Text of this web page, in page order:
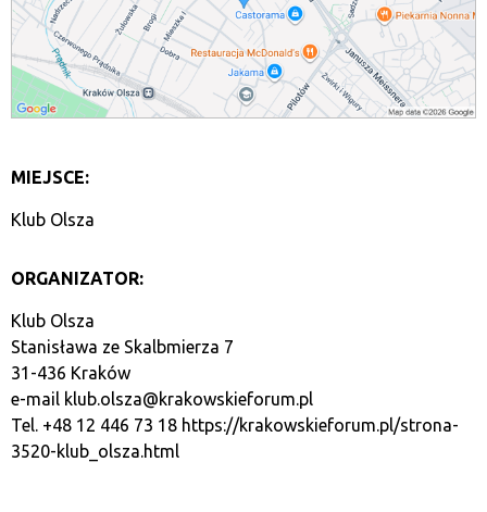
MIEJSCE:
Klub Olsza
ORGANIZATOR:
Klub Olsza
Stanisława ze Skalbmierza 7
31-436 Kraków
e-mail klub.olsza@krakowskieforum.pl
Tel. +48 12 446 73 18 https://krakowskieforum.pl/strona-
3520-klub_olsza.html